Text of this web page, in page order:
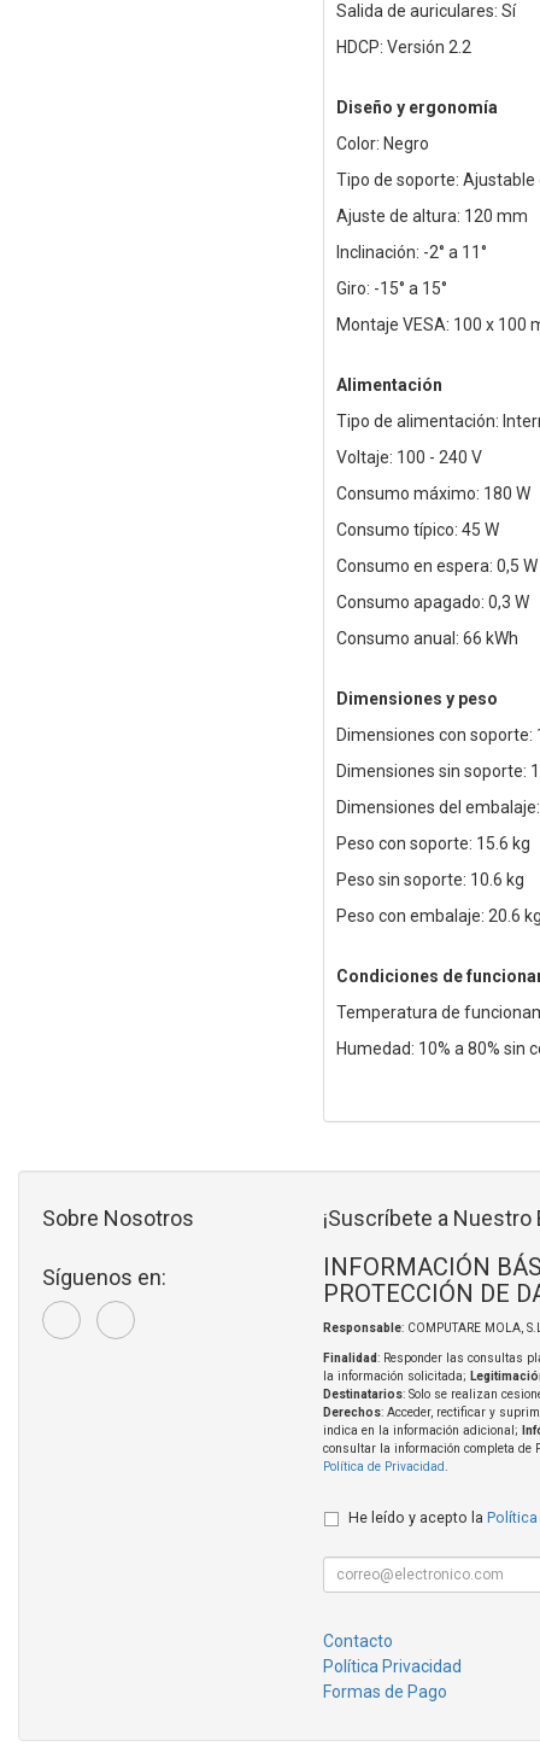
Salida de auriculares: Sí
HDCP: Versión 2.2
Diseño y ergonomía
Color: Negro
Tipo de soporte: Ajustable
Ajuste de altura: 120 mm
Inclinación: -2° a 11°
Giro: -15° a 15°
Montaje VESA: 100 x 100
Alimentación
Tipo de alimentación:
Voltaje: 100 - 240 V
Consumo máximo: 180 W
Consumo típico: 45 W
Consumo en espera: 0,5 W
Consumo apagado: 0,3 W
Consumo anual: 66 kWh
Dimensiones y peso
Dimensiones con soporte:
Dimensiones sin soporte:
Dimensiones del
Peso con soporte: 15.6 kg
Peso sin soporte: 10.6 kg
Peso con embalaje: 20.6
Condiciones de
Temperatura de
Humedad: 10% a 80% sin
Sobre Nosotros
Síguenos en:
¡Suscríbete a Nuestro
INFORMACIÓN
PROTECCIÓN DE
Responsable: COMPUTARE MOLA,
Finalidad: Responder las consultas
la información solicitada;
Destinatarios: Solo se realizan
Derechos: Acceder, rectificar y
indica en la información adicional;
consultar la información completa de
Política de Privacidad
He leído y acepto la Política
Contacto
Política Privacidad
Formas de Pago